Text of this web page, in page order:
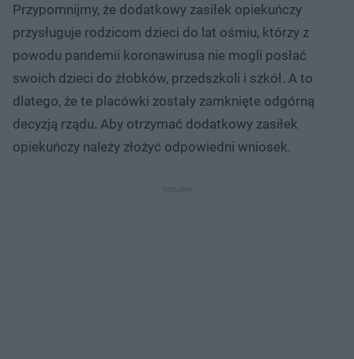
Przypomnijmy, że dodatkowy zasiłek opiekuńczy
przysługuje rodzicom dzieci do lat ośmiu, którzy z
powodu pandemii koronawirusa nie mogli posłać
swoich dzieci do żłobków, przedszkoli i szkół. A to
dlatego, że te placówki zostały zamknięte odgórną
decyzją rządu. Aby otrzymać dodatkowy zasiłek
opiekuńczy należy złożyć odpowiedni wniosek.